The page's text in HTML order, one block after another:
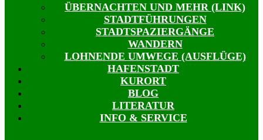
ÜBERNACHTEN UND MEHR (LINK)
STADTFÜHRUNGEN
STADTSPAZIERGÄNGE
WANDERN
LOHNENDE UMWEGE (AUSFLÜGE)
HAFENSTADT
KURORT
BLOG
LITERATUR
INFO & SERVICE